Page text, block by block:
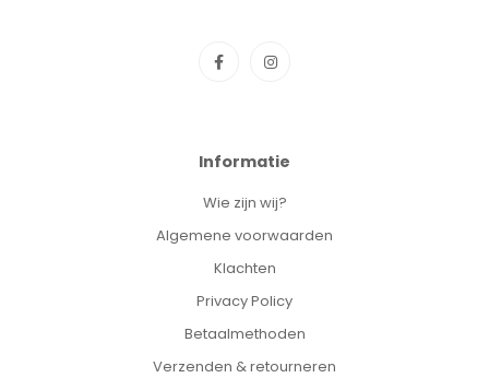
Informatie
Wie zijn wij?
Algemene voorwaarden
Klachten
Privacy Policy
Betaalmethoden
Verzenden & retourneren